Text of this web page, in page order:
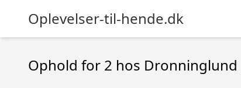
Oplevelser-til-hende.dk
Ophold for 2 hos